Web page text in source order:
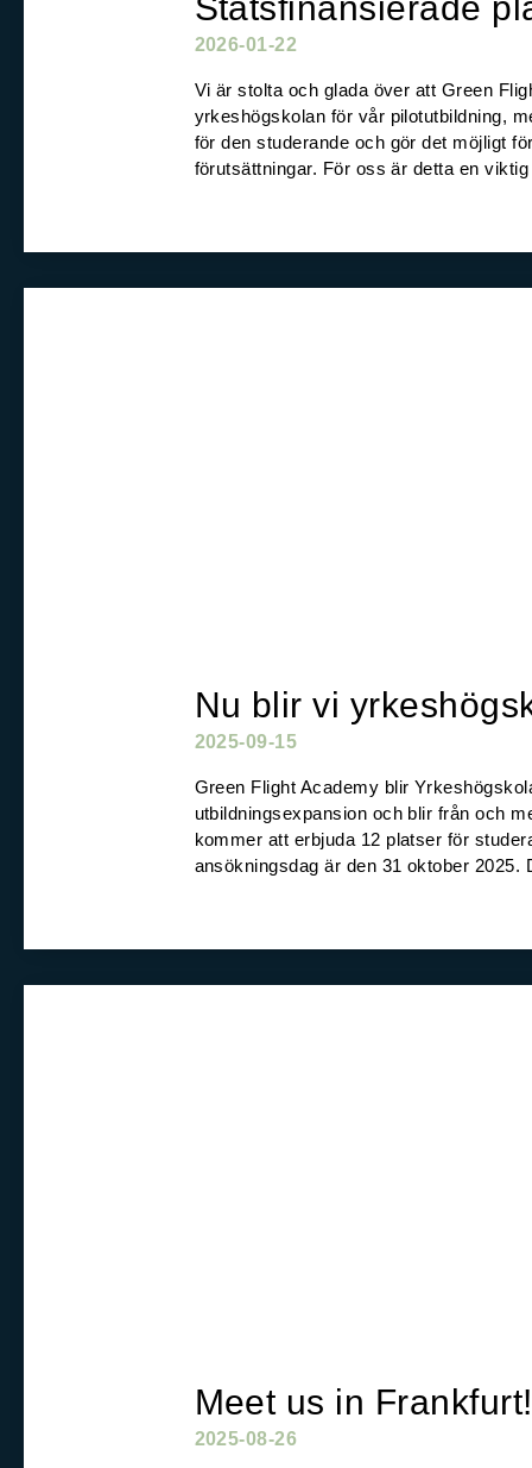
2026-01-22
Vi är stolta och glada över att Green
yrkeshögskolan för vår pilotutbildning,
för den studerande och gör det möjligt
förutsättningar. För oss är detta en
Nu blir vi
2025-09-15
Green Flight Academy blir
utbildningsexpansion och blir från och
kommer att erbjuda 12 platser för
ansökningsdag är den 31 oktober
Meet us in Frankfurt!
2025-08-26